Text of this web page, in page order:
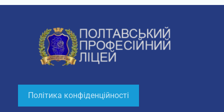
Політика конфіденційності